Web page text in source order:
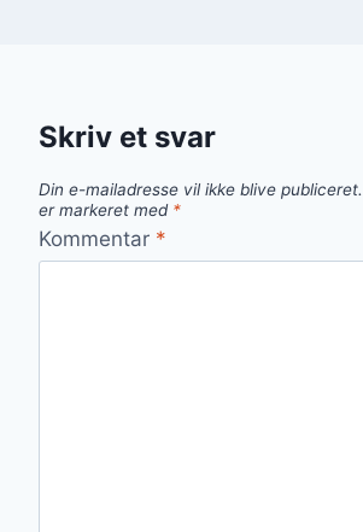
Skriv et svar
Din e-mailadresse vil ikke blive publiceret.
er markeret med *
Kommentar *